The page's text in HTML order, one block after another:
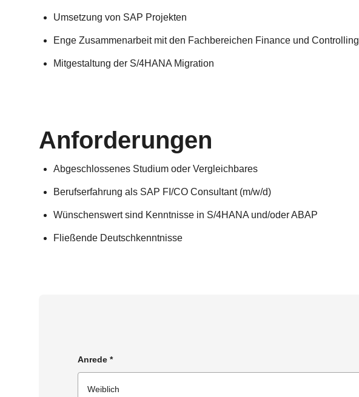
Umsetzung von SAP Projekten
Enge Zusammenarbeit mit den Fachbereichen Finance und Controlling
Mitgestaltung der S/4HANA Migration
Anforderungen
Abgeschlossenes Studium oder Vergleichbares
Berufserfahrung als SAP FI/CO Consultant (m/w/d)
Wünschenswert sind Kenntnisse in S/4HANA und/oder ABAP
Fließende Deutschkenntnisse
Anrede *